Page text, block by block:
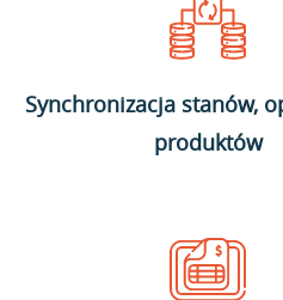
Synchronizacja stanów,
produktów